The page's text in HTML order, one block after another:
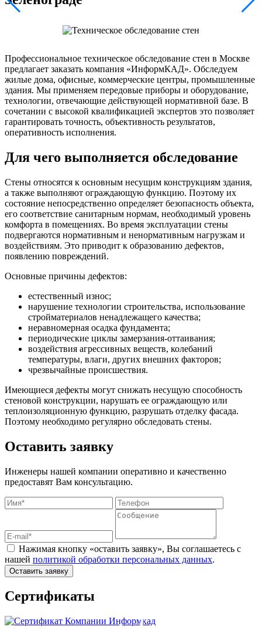
Профессиональное техническое обследование стен в Москве
предлагает заказать компания «ИнформКАД». Обследуем
жилые дома, офисные, коммерческие центры, промышленные
здания. Мы применяем передовые приборы и оборудование,
технологии, отвечающие действующей нормативной базе. В
сочетании с высокой квалификацией экспертов это позволяет
гарантировать точность, объективность результатов,
оперативность исполнения.
Для чего выполняется обследование
Стены относятся к основным несущим конструкциям здания,
а также выполняют ограждающую функцию. Поэтому их
состояние непосредственно определяет безопасность объекта,
его соответствие санитарным нормам, необходимый уровень
комфорта в помещениях. Во время эксплуатации стены
подвергаются нормативным и ненормативным нагрузкам и
воздействиям. Это приводит к образованию дефектов,
появлению повреждений.
Основные причины дефектов:
естественный износ;
нарушение технологии строительства, использование
стройматериалов ненадлежащего качества;
неравномерная осадка фундамента;
периодические циклы замерзания-оттаивания;
воздействия агрессивных веществ, колебаний
температуры, влаги, других внешних факторов;
чрезвычайные происшествия.
Имеющиеся дефекты могут снижать несущую способность
стеновой конструкции, нарушать ее ограждающую или
теплоизоляционную функцию, разрушать отделку фасада.
Поэтому необходимо регулярно обследовать стены.
Оставить заявку
Инженеры нашей компании оперативно и качественно
предоставят Вам консультацию.
Нажимая кнопку «оставить заявку», Вы соглашаетесь с
нашей политикой обработки персональных данных.
Оставить заявку
Сертификаты